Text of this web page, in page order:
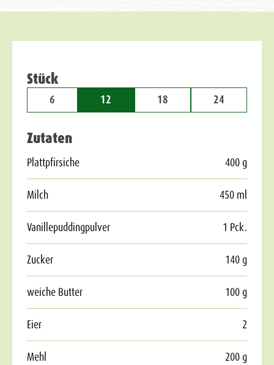
Stück
6 12 18 24
Zutaten
Plattpfirsiche 400 g
Milch 450 ml
Vanillepuddingpulver 1 Pck.
Zucker 140 g
weiche Butter 100 g
Eier 2
Mehl 200 g